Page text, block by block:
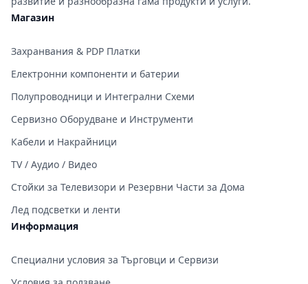
Магазин
Захранвания & PDP Платки
Електронни компоненти и батерии
Полупроводници и Интегрални Схеми
Сервизно Оборудване и Инструменти
Кабели и Накрайници
TV / Аудио / Видео
Стойки за Телевизори и Резервни Части за Дома
Лед подсветки и ленти
Информация
Специални условия за Търговци и Сервизи